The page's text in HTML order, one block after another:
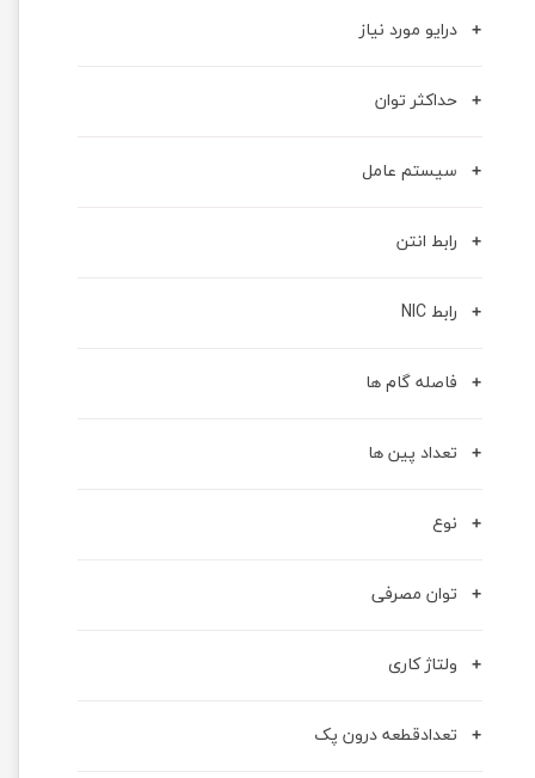
درایو مورد نیاز
حداکثر توان
سیستم عامل
رابط انتن
رابط NIC
فاصله گام ها
تعداد پین ها
نوع
توان مصرفی
ولتاژ کاری
تعدادقطعه درون پک